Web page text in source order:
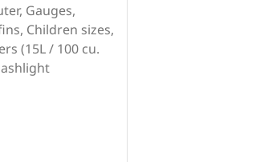
Gauges,
Children sizes,
(15L / 100 cu.